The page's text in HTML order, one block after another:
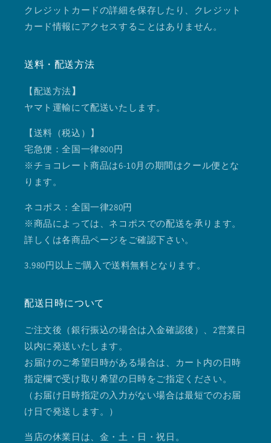
クレジットカードの詳細を保存したり、クレジット
カード情報にアクセスすることはありません。
送料・配送方法
【配送方法】
ヤマト運輸にて配送いたします。
【送料（税込）】
宅急便：全国一律800円
※チョコレート商品は6-10月の期間はクール便とな
ります。
ネコポス：全国一律280円
※商品によっては、ネコポスでの配送を承ります。
詳しくは各商品ページをご確認下さい。
3.980円以上ご購入で送料無料となります。
配送日時について
ご注文後（銀行振込の場合は入金確認後）、2営業日
以内に発送いたします。
お届けのご希望日時がある場合は、カート内の日時
指定欄で受け取り希望の日時をご指定ください。
（お届け日時指定の入力がない場合は最短でのお届
け日で発送します。）
当店の休業日は、金・土・日・祝日。